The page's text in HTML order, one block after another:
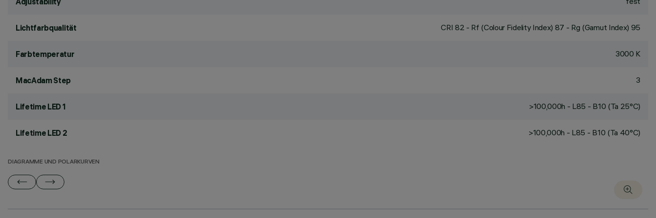
Lichtfarbqualität CRI 82 - Rf (Colour Fidelity Index) 87 - Rg (Gamut Index) 95
Farbtemperatur 3000 K
MacAdam Step 3
Lifetime LED 1 >100,000h - L85 - B10 (Ta 25°C)
Lifetime LED 2 >100,000h - L85 - B10 (Ta 40°C)
DIAGRAMME UND POLARKURVEN